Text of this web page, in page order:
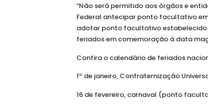
“Não será permitido aos órgãos e
Federal antecipar ponto facultativo
adotar ponto facultativo estabelecido
feriados em comemoração à data
Confira o calendário de feriados
1º de janeiro, Confraternização
16 de fevereiro, carnaval (ponto